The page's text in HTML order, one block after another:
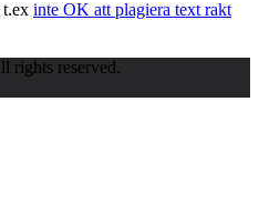
t.ex inte OK att plagiera text rakt
rights reserved.